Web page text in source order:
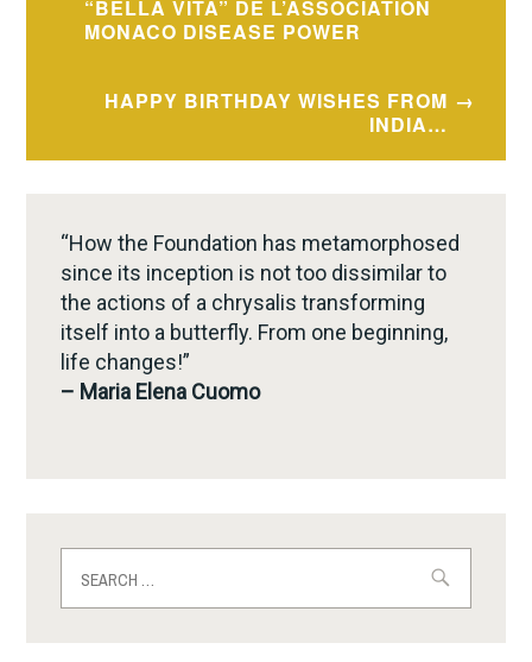
“BELLA VITA” DE L’ASSOCIATION
MONACO DISEASE POWER
HAPPY BIRTHDAY WISHES FROM
INDIA…
“How the Foundation has metamorphosed
since its inception is not too dissimilar to
the actions of a chrysalis transforming
itself into a butterfly. From one beginning,
life changes!”
– Maria Elena Cuomo
for: